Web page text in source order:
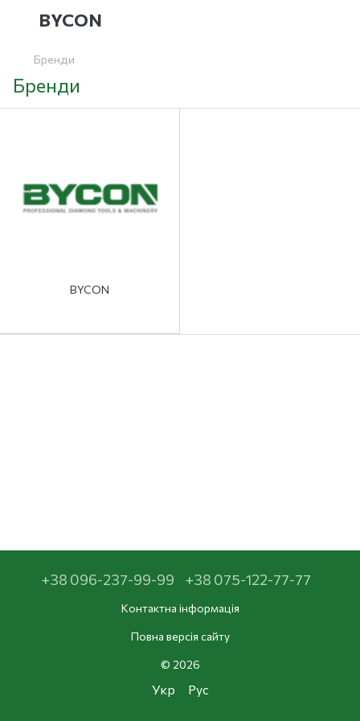
BYCON
Бренди
Бренди
BYCON
+38 096-237-99-99 +38 075-122-77-77
Контактна інформація
Повна версія сайту
© 2026
Укр Рус